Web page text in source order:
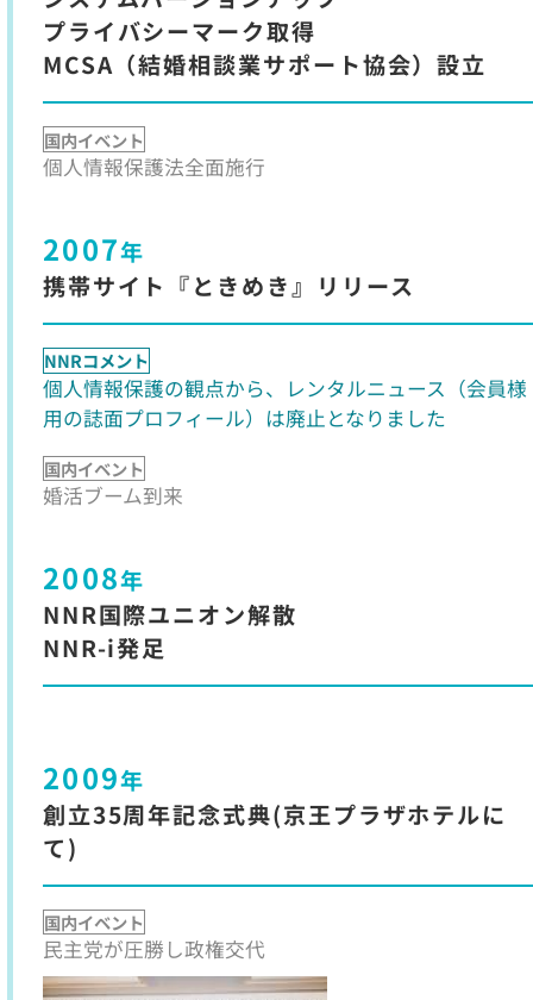
プライバシーマーク取得
MCSA（結婚相談業サポート協会）設立
国内イベント
個人情報保護法全面施行
2007年
携帯サイト『ときめき』リリース
NNRコメント
個人情報保護の観点から、レンタルニュース（会員様
用の誌面プロフィール）は廃止となりました
国内イベント
婚活ブーム到来
2008年
NNR国際ユニオン解散
NNR-i発足
2009年
創立35周年記念式典(京王プラザホテルに
て)
国内イベント
民主党が圧勝し政権交代